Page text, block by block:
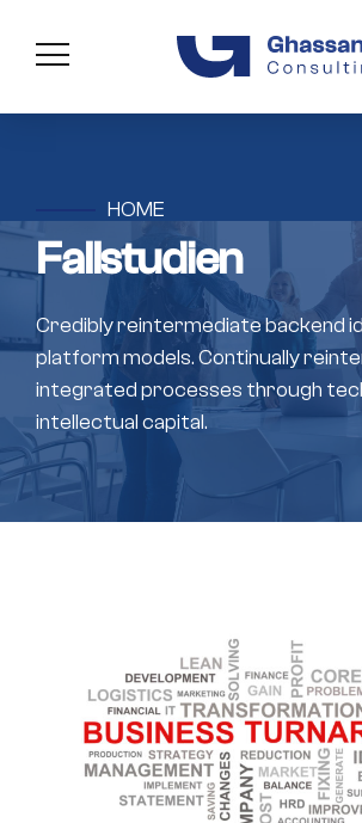
HOME
Fallstudien
Credibly reintermediate backend
platform models. Continually
integrated processes through
intellectual capital.